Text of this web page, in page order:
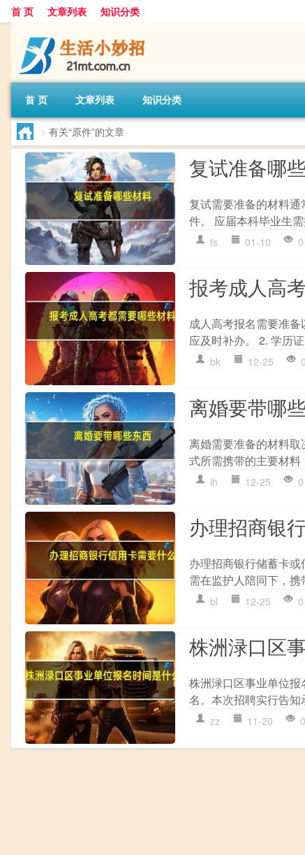
首 页 文章列表 知识分类
首 页 文章列表 知识分类
> 有关“原件”的文章
复试准备哪
复试需要准备的材料
件。 应届本科毕业生
fs 01-10 0
报考成人高
成人高考报名需要准
应及时补办。 2. 学历
bk 12-25 0
离婚要带哪
离婚需要准备的材料
式所需携带的主要材料
lh 12-25 0
办理招商银
办理招商银行储蓄卡
需在监护人陪同下，
bl 12-25 0
株洲渌口区
株洲渌口区事业单位
名。本次招聘实行告
zz 11-20 0